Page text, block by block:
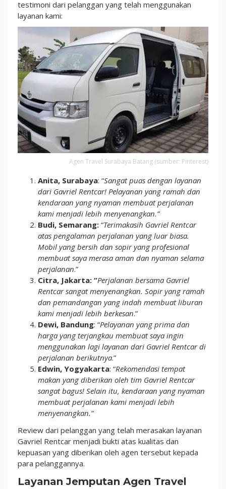
testimoni dari pelanggan yang telah menggunakan
layanan kami:
Agen Travel Surabaya Batang (sumber: Pinterest)
Anita, Surabaya: “Sangat puas dengan layanan
dari Gavriel Rentcar! Pelayanan yang ramah dan
kendaraan yang nyaman membuat perjalanan
kami menjadi lebih menyenangkan.”
Budi, Semarang: “Terimakasih Gavriel Rentcar
atas pengalaman perjalanan yang luar biasa.
Mobil yang bersih dan sopir yang profesional
membuat saya merasa aman dan nyaman selama
perjalanan.”
Citra, Jakarta: “Perjalanan bersama Gavriel
Rentcar sangat menyenangkan. Sopir yang ramah
dan pemandangan yang indah membuat liburan
kami menjadi lebih berkesan.”
Dewi, Bandung: “Pelayanan yang prima dan
harga yang terjangkau membuat saya ingin
menggunakan lagi layanan dari Gavriel Rentcar di
perjalanan berikutnya.”
Edwin, Yogyakarta: “Rekomendasi tempat
makan yang diberikan oleh tim Gavriel Rentcar
sangat bagus! Selain itu, kendaraan yang nyaman
membuat perjalanan kami menjadi lebih
menyenangkan.”
Review dari pelanggan yang telah merasakan layanan
Gavriel Rentcar menjadi bukti atas kualitas dan
kepuasan yang diberikan oleh agen tersebut kepada
para pelanggannya.
Layanan Jemputan Agen Travel